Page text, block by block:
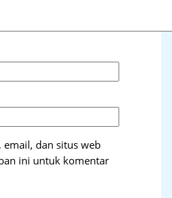
email, dan situs web
ini untuk komentar